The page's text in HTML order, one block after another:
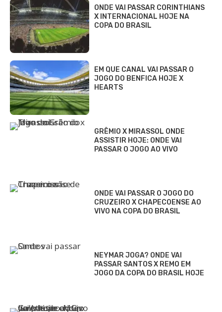
ONDE VAI PASSAR CORINTHIANS
X INTERNACIONAL HOJE NA
COPA DO BRASIL
EM QUE CANAL VAI PASSAR O
JOGO DO BENFICA HOJE X
HEARTS
GRÊMIO X MIRASSOL ONDE
ASSISTIR HOJE: ONDE VAI
PASSAR O JOGO AO VIVO
ONDE VAI PASSAR O JOGO DO
CRUZEIRO X CHAPECOENSE AO
VIVO NA COPA DO BRASIL
NEYMAR JOGA? ONDE VAI
PASSAR SANTOS X REMO EM
JOGO DA COPA DO BRASIL HOJE